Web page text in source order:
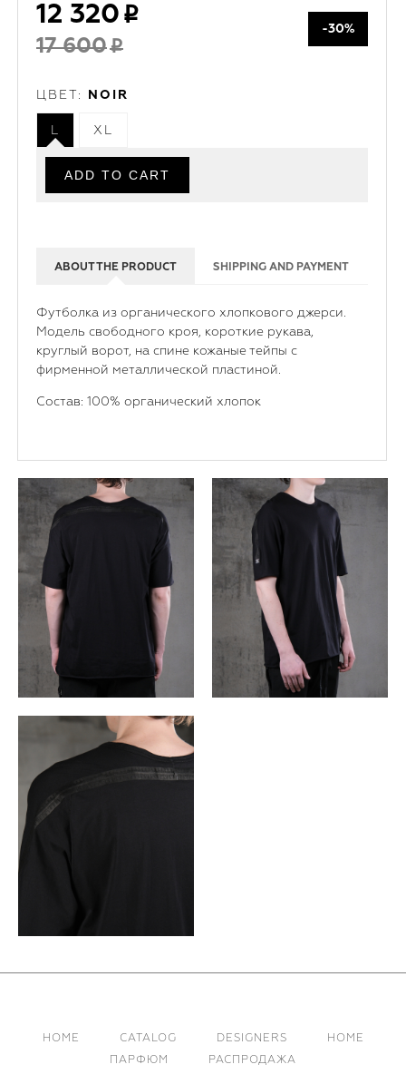
12 320
17 600
-30%
ЦВЕТ: NOIR
L XL
ABOUT THE PRODUCT SHIPPING AND PAYMENT
Футболка из органического хлопкового джерси.
Модель свободного кроя, короткие рукава,
круглый ворот, на спине кожаные тейпы с
фирменной металлической пластиной.
Состав: 100% органический хлопок
HOME CATALOG DESIGNERS
HOME
ПАРФЮМ
РАСПРОДАЖА